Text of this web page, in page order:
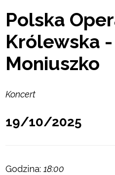
Polska
Królewska -
Moniuszko
Koncert
19/10/2025
Godzina:18:00